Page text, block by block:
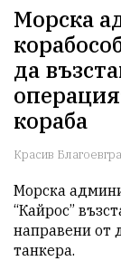
Морска
да
кораба
Красив
Морска
“Кайрос”
направени от
танкера.